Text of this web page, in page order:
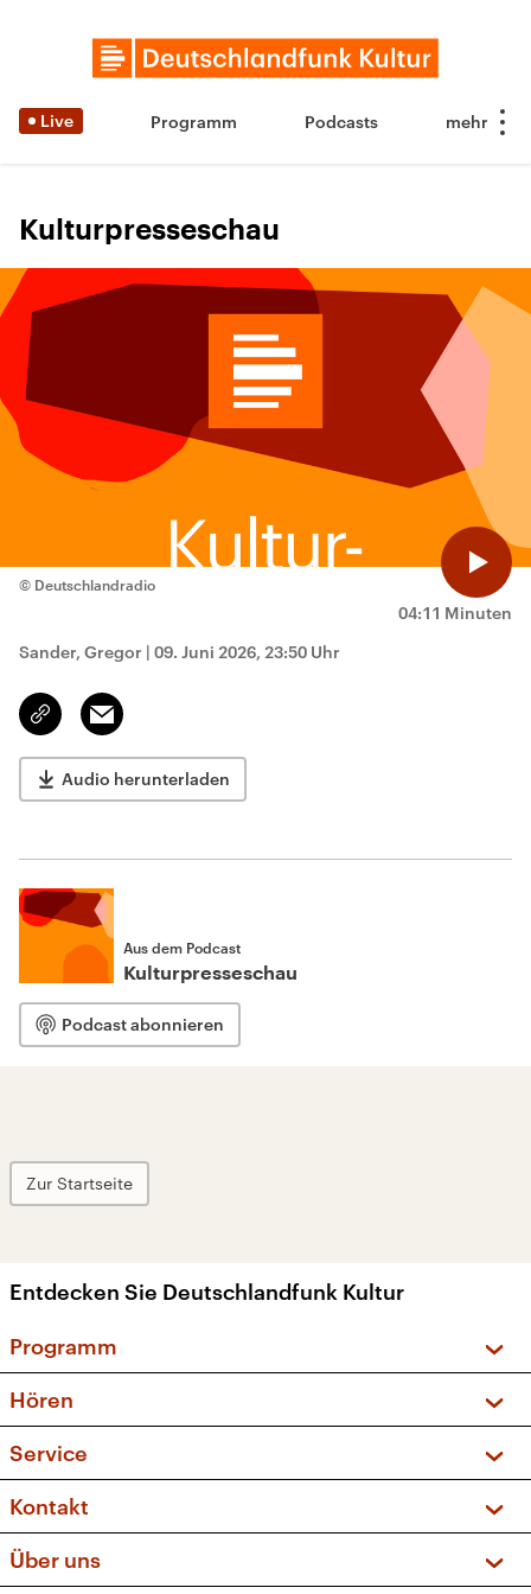
Live Programm Podcasts
Kulturpresseschau
04:11 Minuten
© Deutschlandradio
Sander, Gregor | 09. Juni 2026, 23:50 Uhr
Link
kopieren/teilen
Email
Audio herunterladen
Aus dem Podcast
Kulturpresseschau
Podcast abonnieren
Zur Startseite
Entdecken Sie Deutschlandfunk Kultur
Programm
Sendungen und Podcasts
Musikliste
Kakadu – Das Kinderprogramm
Hören
Frequenzen (UKW + DAB+)
Service
FAQ
Apps
Newsletter
Kontakt
Social Media
Über uns